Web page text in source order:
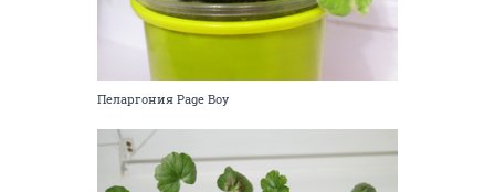
Пеларгония Page Boy